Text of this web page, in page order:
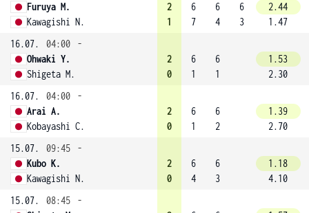
Furuya M.
Kawagishi N.
2
1
6
7
6
4
6
3
2.44
1.47
16.07.
04:00
-
Ohwaki Y.
Shigeta M.
2
0
6
1
6
1
1.53
2.30
16.07.
04:00
-
Arai A.
Kobayashi C.
2
0
6
1
6
2
1.39
2.70
15.07.
09:45
-
Kubo K.
Kawagishi N.
2
0
6
4
6
3
1.18
4.10
15.07.
08:45
-